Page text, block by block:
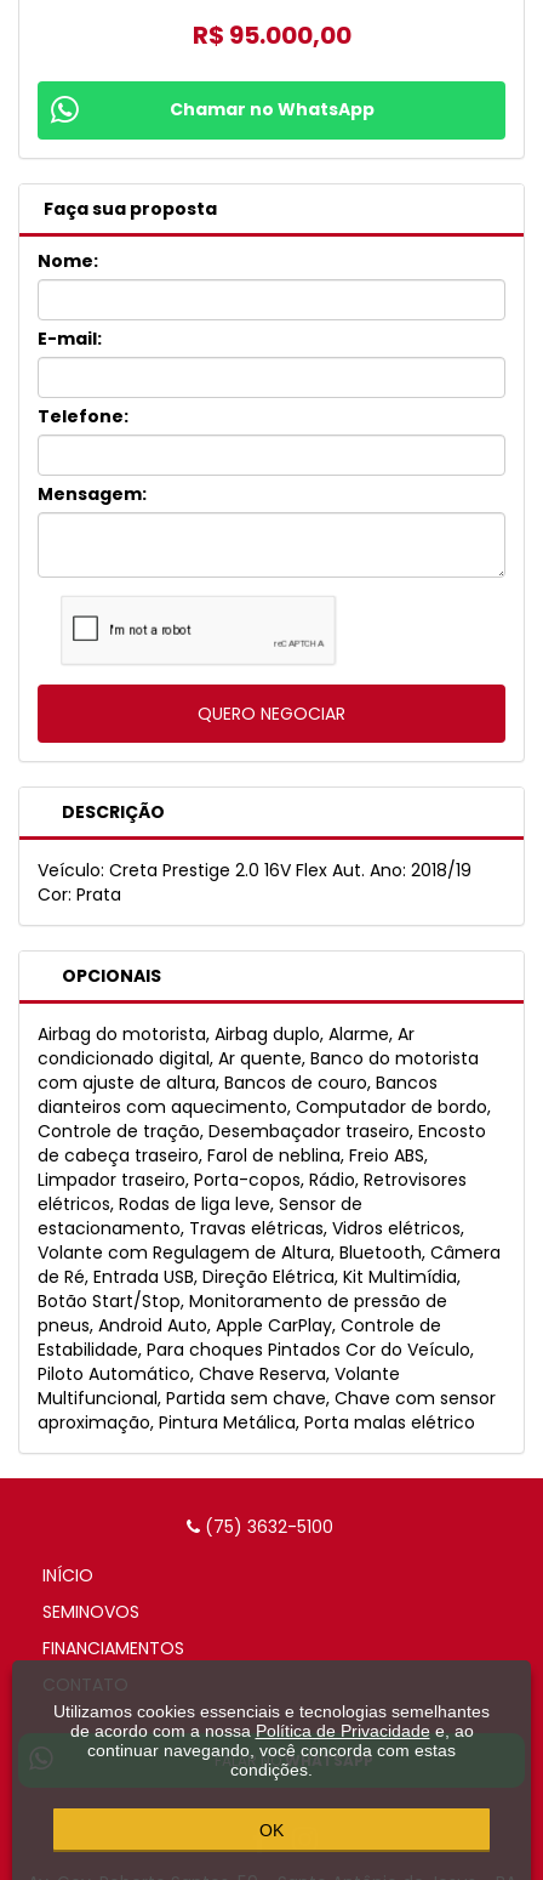
R$ 95.000,00
Chamar no WhatsApp
Faça sua proposta
Nome:
E-mail:
Telefone:
Mensagem:
DESCRIÇÃO
Veículo: Creta Prestige 2.0 16V Flex Aut. Ano: 2018/19
Cor: Prata
OPCIONAIS
Airbag do motorista, Airbag duplo, Alarme, Ar
condicionado digital, Ar quente, Banco do motorista
com ajuste de altura, Bancos de couro, Bancos
dianteiros com aquecimento, Computador de bordo,
Controle de tração, Desembaçador traseiro, Encosto
de cabeça traseiro, Farol de neblina, Freio ABS,
Limpador traseiro, Porta-copos, Rádio, Retrovisores
elétricos, Rodas de liga leve, Sensor de
estacionamento, Travas elétricas, Vidros elétricos,
Volante com Regulagem de Altura, Bluetooth, Câmera
de Ré, Entrada USB, Direção Elétrica, Kit Multimídia,
Botão Start/Stop, Monitoramento de pressão de
pneus, Android Auto, Apple CarPlay, Controle de
Estabilidade, Para choques Pintados Cor do Veículo,
Piloto Automático, Chave Reserva, Volante
Multifuncional, Partida sem chave, Chave com sensor
aproximação, Pintura Metálica, Porta malas elétrico
(75) 3632-5100
INÍCIO
SEMINOVOS
FINANCIAMENTOS
CONTATO
FALAR NOWHATSAPP
Utilizamos cookies essenciais e tecnologias semelhantes
de acordo com a nossa Política de Privacidadee, ao
continuar navegando, você concorda com estas
condições.
OK